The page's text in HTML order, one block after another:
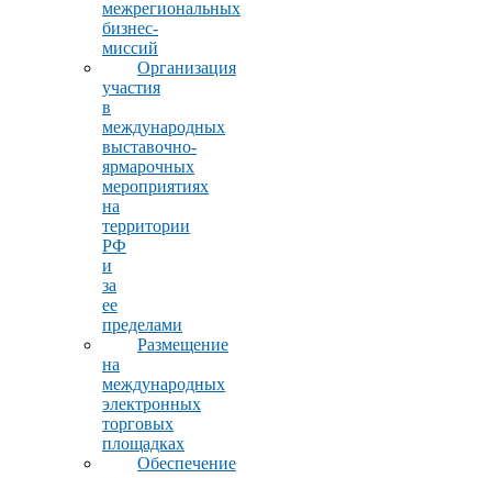
межрегиональных
бизнес-
миссий
Организация
участия
в
международных
выставочно-
ярмарочных
мероприятиях
на
территории
РФ
и
за
ее
пределами
Размещение
на
международных
электронных
торговых
площадках
Обеспечение